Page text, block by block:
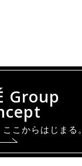
Group
こからはじまる。